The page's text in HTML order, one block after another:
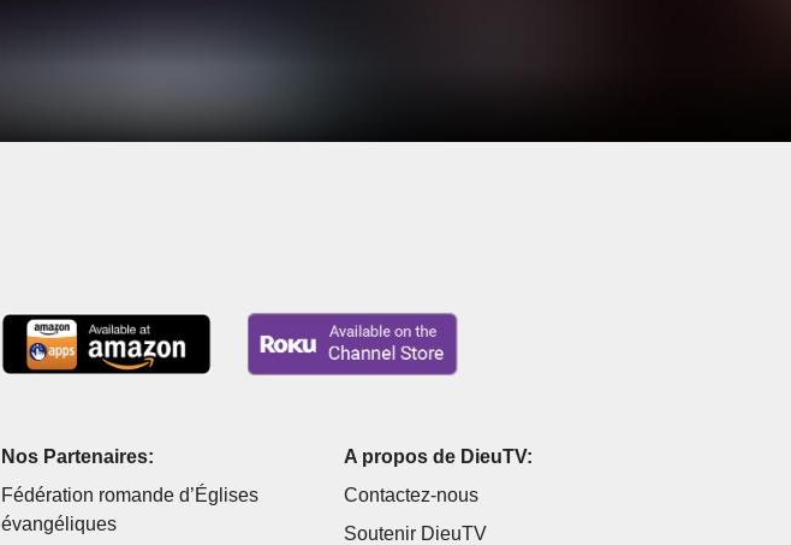
Nos Partenaires:
Fédération romande d’Églises
évangéliques
A propos de DieuTV:
Contactez-nous
Soutenir DieuTV